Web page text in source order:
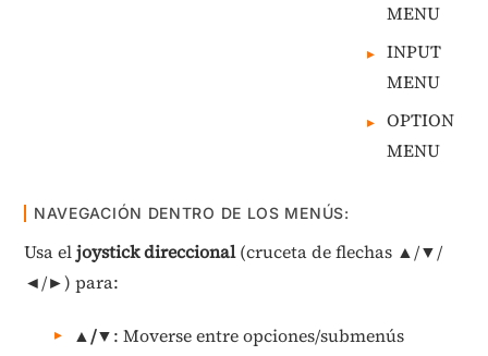
MENU
INPUT
MENU
OPTION
MENU
NAVEGACIÓN DENTRO DE LOS MENÚS:
Usa eljoystick direccional(cruceta de flechas ▲/▼/
◄/►) para:
▲/▼: Moverse entre opciones/submenús